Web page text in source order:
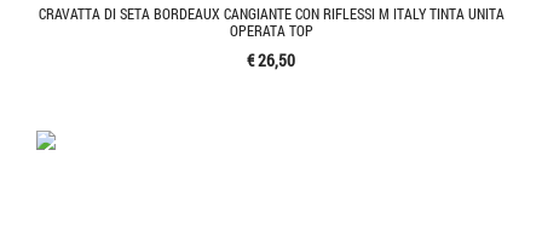
CRAVATTA DI SETA BORDEAUX CANGIANTE CON RIFLESSI M ITALY TINTA UNITA
OPERATA TOP
€ 26,50